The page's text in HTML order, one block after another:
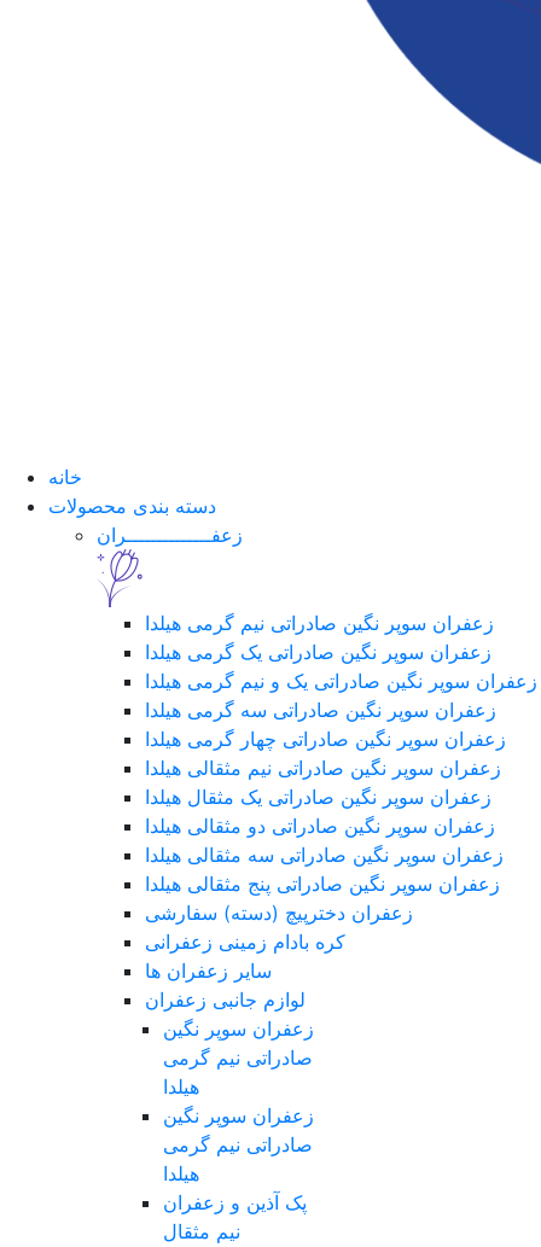
خانه
دسته بندی محصولات
زعفــــــــــــــران
زعفران سوپر نگین صادراتی نیم گرمی هیلدا
زعفران سوپر نگین صادراتی یک گرمی هیلدا
زعفران سوپر نگین صادراتی یک و نیم گرمی هیلدا
زعفران سوپر نگین صادراتی سه گرمی هیلدا
زعفران سوپر نگین صادراتی چهار گرمی هیلدا
زعفران سوپر نگین صادراتی نیم مثقالی هیلدا
زعفران سوپر نگین صادراتی یک مثقال هیلدا
زعفران سوپر نگین صادراتی دو مثقالی هیلدا
زعفران سوپر نگین صادراتی سه مثقالی هیلدا
زعفران سوپر نگین صادراتی پنج مثقالی هیلدا
زعفران دخترپیچ (دسته) سفارشی
کره بادام زمینی زعفرانی
سایر زعفران ها
لوازم جانبی زعفران
زعفران سوپر نگین
صادراتی نیم گرمی
هیلدا
زعفران سوپر نگین
صادراتی نیم گرمی
هیلدا
پک آذین و زعفران
نیم مثقال